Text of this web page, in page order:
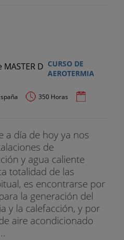
CURSO DE
AEROTERMIA
350 Horas
a día de hoy ya nos
de
y agua caliente
totalidad de las
es encontrarse por
la generación del
y la calefacción, y por
aire acondicionado